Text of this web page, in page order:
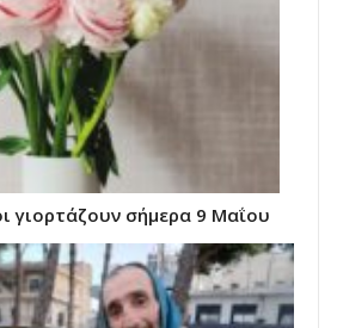
γιορτάζουν σήμερα 9 Μαΐου